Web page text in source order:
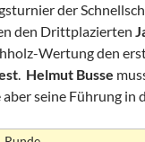
der
den Drittplazierten
Wertung den
. Helmut Busse
seine Führung in